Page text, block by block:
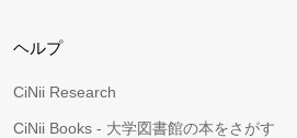
ヘルプ
CiNii Research
CiNii Books - 大学図書館の本をさがす